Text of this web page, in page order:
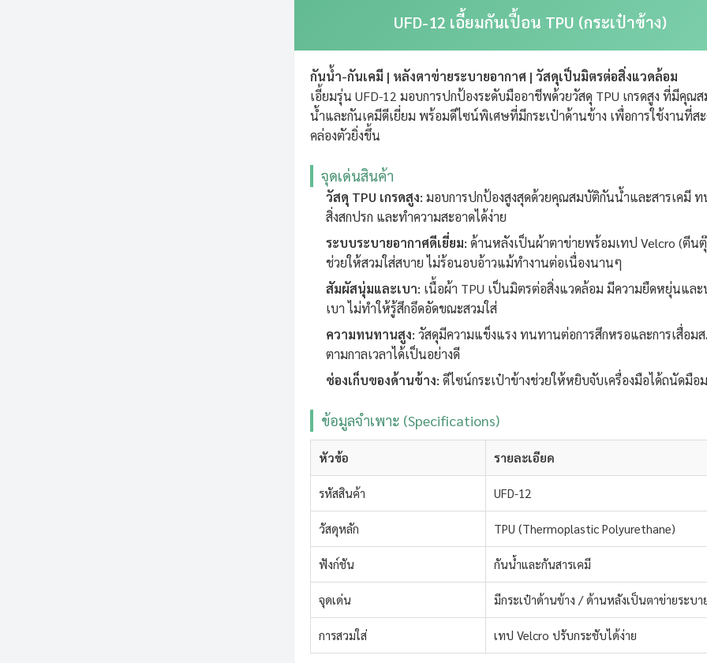
UFD-12 เอี้ยมกันเปื้อน TPU (กระเป๋าข้าง)
กันน้ำ-กันเคมี | หลังตาข่ายระบายอากาศ | วัสดุเป็นมิตรต่อสิ่งแวดล้อม
เอี้ยมรุ่น UFD-12 มอบการปกป้องระดับมืออาชีพด้วยวัสดุ TPU เกรดสูง ที่มีคุณ
น้ำและกันเคมีดีเยี่ยม พร้อมดีไซน์พิเศษที่มีกระเป๋าด้านข้าง เพื่อการใช้งานที่ส
คล่องตัวยิ่งขึ้น
จุดเด่นสินค้า
วัสดุ TPU เกรดสูง: มอบการปกป้องสูงสุดด้วยคุณสมบัติกันน้ำและสารเคมี
สิ่งสกปรก และทำความสะอาดได้ง่าย
ระบบระบายอากาศดีเยี่ยม: ด้านหลังเป็นผ้าตาข่ายพร้อมเทป Velcro (ตีน
ช่วยให้สวมใส่สบาย ไม่ร้อนอบอ้าวแม้ทำงานต่อเนื่องนานๆ
สัมผัสนุ่มและเบา: เนื้อผ้า TPU เป็นมิตรต่อสิ่งแวดล้อม มีความยืดหยุ่นแล
เบา ไม่ทำให้รู้สึกอึดอัดขณะสวมใส่
ความทนทานสูง: วัสดุมีความแข็งแรง ทนทานต่อการสึกหรอและการเสื่อม
ตามกาลเวลาได้เป็นอย่างดี
ช่องเก็บของด้านข้าง: ดีไซน์กระเป๋าข้างช่วยให้หยิบจับเครื่องมือได้ถนัดมือ
ข้อมูลจำเพาะ (Specifications)
หัวข้อ รายละเอียด
รหัสสินค้า UFD-12
วัสดุหลัก TPU (Thermoplastic Polyurethane)
ฟังก์ชัน กันน้ำและกันสารเคมี
จุดเด่น มีกระเป๋าด้านข้าง / ด้านหลังเป็นตาข่ายระบา
การสวมใส่ เทป Velcro ปรับกระชับได้ง่าย